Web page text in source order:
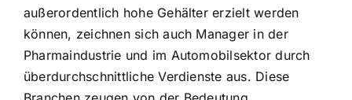
außerordentlich hohe Gehälter erzielt werden
können, zeichnen sich auch Manager in der
Pharmaindustrie und im Automobilsektor durch
überdurchschnittliche Verdienste aus. Diese